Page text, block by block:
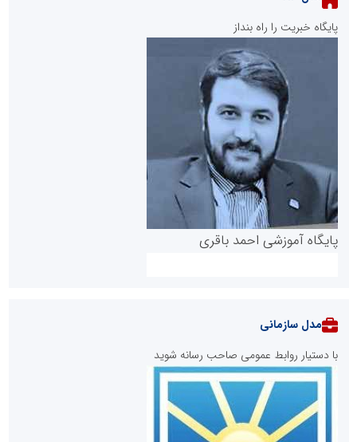
پایگاه خبریت را راه بنداز
پایگاه آموزشی احمد باقری
مدل سازمانی
با دستیار روابط عمومی صاحب رسانه شوید